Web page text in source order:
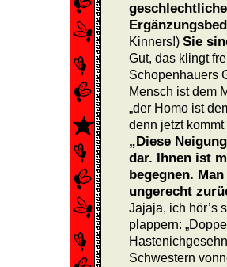
Kinners!) Sie
Gut, das klingt
Schopenhauers
Mensch ist dem
„der Homo ist
denn jetzt
„Diese
dar. Ihnen ist
begegnen.
ungerecht
Jajaja, ich hör’s
plappern:
Schwestern